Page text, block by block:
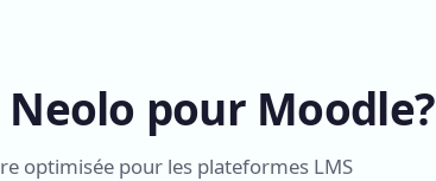
pour Moodle?
optimisée pour les plateformes LMS